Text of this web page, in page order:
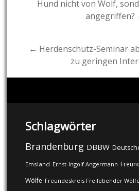
navigation
Hund nicht von Wolf,
angegriffen?
← Herdenschutz-Seminar
zu geringen
Schlagwörter
Brandenburg DBBW
Emsland Ernst-Ingolf Angermann
Wölfe Freundeskreis Freilebender